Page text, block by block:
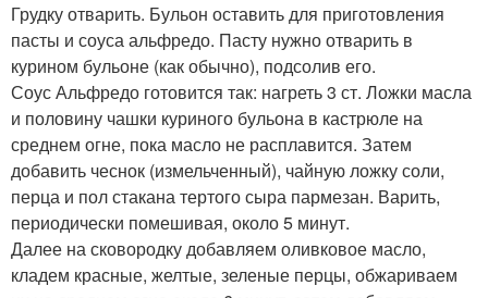
Грудку отварить. Бульон оставить для приготовления
пасты и соуса альфредо. Пасту нужно отварить в
курином бульоне (как обычно), подсолив его.
Соус Альфредо готовится так: нагреть 3 ст. Ложки масла
и половину чашки куриного бульона в кастрюле на
среднем огне, пока масло не расплавится. Затем
добавить чеснок (измельченный), чайную ложку соли,
перца и пол стакана тертого сыра пармезан. Варить,
периодически помешивая, около 5 минут.
Далее на сковородку добавляем оливковое масло,
кладем красные, желтые, зеленые перцы, обжариваем